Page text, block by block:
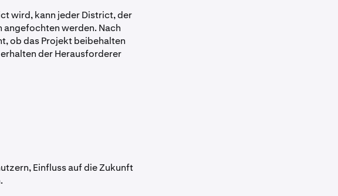
wird, kann jeder District, der
werden. Nach
ob das Projekt beibehalten
der Herausforderer
Einfluss auf die Zukunft